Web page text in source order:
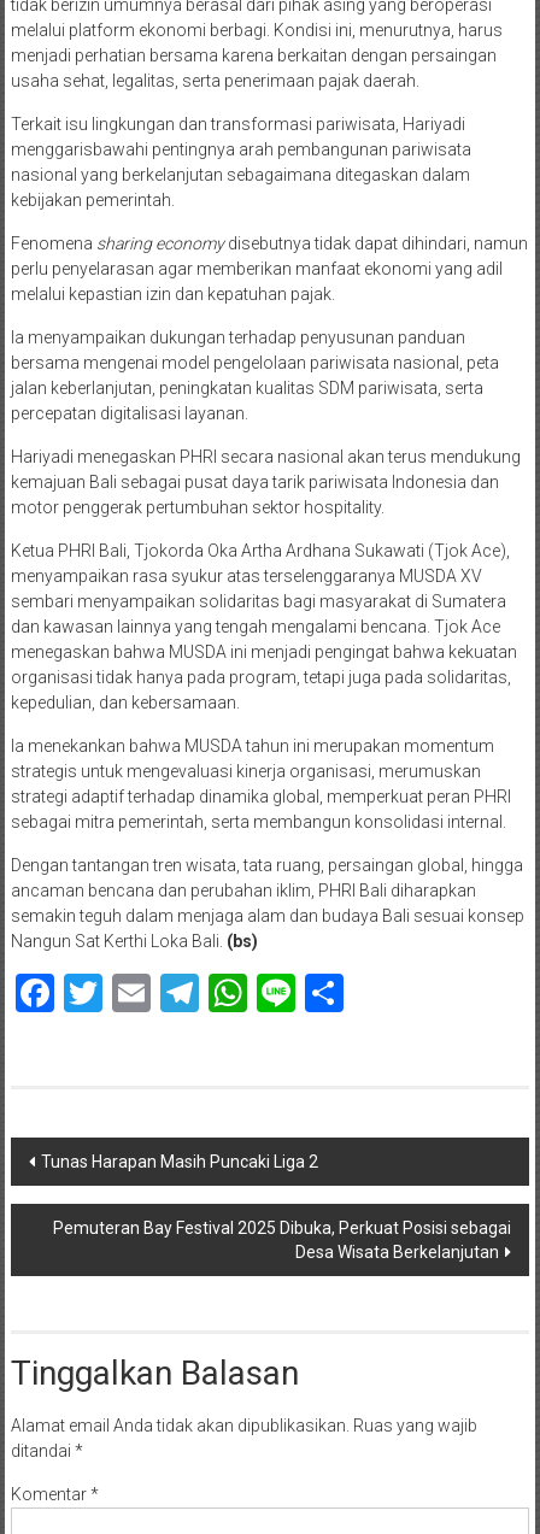
tidak berizin umumnya berasal dari pihak asing yang beroperasi
melalui platform ekonomi berbagi. Kondisi ini, menurutnya, harus
menjadi perhatian bersama karena berkaitan dengan persaingan
usaha sehat, legalitas, serta penerimaan pajak daerah.
Terkait isu lingkungan dan transformasi pariwisata, Hariyadi
menggarisbawahi pentingnya arah pembangunan pariwisata
nasional yang berkelanjutan sebagaimana ditegaskan dalam
kebijakan pemerintah.
Fenomena sharing economydisebutnya tidak dapat dihindari, namun
perlu penyelarasan agar memberikan manfaat ekonomi yang adil
melalui kepastian izin dan kepatuhan pajak.
Ia menyampaikan dukungan terhadap penyusunan panduan
bersama mengenai model pengelolaan pariwisata nasional, peta
jalan keberlanjutan, peningkatan kualitas SDM pariwisata, serta
percepatan digitalisasi layanan.
Hariyadi menegaskan PHRI secara nasional akan terus mendukung
kemajuan Bali sebagai pusat daya tarik pariwisata Indonesia dan
motor penggerak pertumbuhan sektor hospitality.
Ketua PHRI Bali, Tjokorda Oka Artha Ardhana Sukawati (Tjok Ace),
menyampaikan rasa syukur atas terselenggaranya MUSDA XV
sembari menyampaikan solidaritas bagi masyarakat di Sumatera
dan kawasan lainnya yang tengah mengalami bencana. Tjok Ace
menegaskan bahwa MUSDA ini menjadi pengingat bahwa kekuatan
organisasi tidak hanya pada program, tetapi juga pada solidaritas,
kepedulian, dan kebersamaan.
Ia menekankan bahwa MUSDA tahun ini merupakan momentum
strategis untuk mengevaluasi kinerja organisasi, merumuskan
strategi adaptif terhadap dinamika global, memperkuat peran PHRI
sebagai mitra pemerintah, serta membangun konsolidasi internal.
Dengan tantangan tren wisata, tata ruang, persaingan global, hingga
ancaman bencana dan perubahan iklim, PHRI Bali diharapkan
semakin teguh dalam menjaga alam dan budaya Bali sesuai konsep
Nangun Sat Kerthi Loka Bali. (bs)
Facebook
Twitter
EmailTelegram
WhatsApp
LineShare
Navigasi
pos
Tunas Harapan Masih Puncaki Liga 2
Pemuteran Bay Festival 2025 Dibuka, Perkuat Posisi sebagai
Desa Wisata Berkelanjutan
Tinggalkan Balasan
Alamat email Anda tidak akan dipublikasikan. Ruas yang wajib
ditandai *
Komentar*